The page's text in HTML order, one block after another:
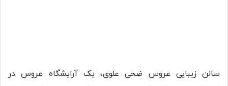
سالن زیبایی عروس ضحی علوی، یک آرایشگاه عروس در